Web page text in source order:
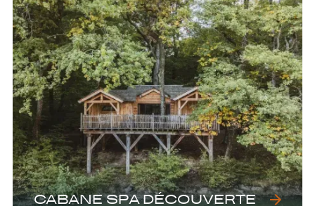
CABANE SPA DÉCOUVERTE